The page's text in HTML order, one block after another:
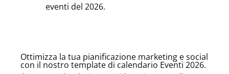
eventi del 2026.
Ottimizza la tua pianificazione marketing e social
con il nostro template di calendario Eventi 2026.